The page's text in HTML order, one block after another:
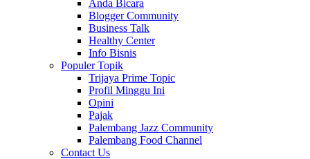
Anda Bicara
Blogger Community
Business Talk
Healthy Center
Info Bisnis
Populer Topik
Trijaya Prime Topic
Profil Minggu Ini
Opini
Pajak
Palembang Jazz Community
Palembang Food Channel
Contact Us